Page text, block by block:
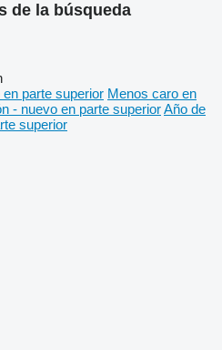
de la búsqueda
parte superior Menos caro en
- nuevo en parte superiorAño de
superior